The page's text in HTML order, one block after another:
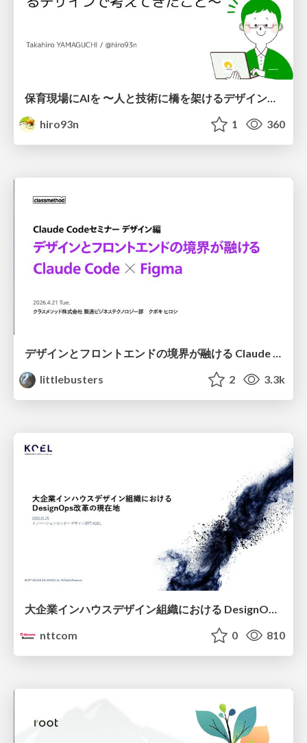
保育現場にAIを 〜人と技術に橋を架けるデザインで考えてきたこと〜 uiuxcamp2026-hoiku-ai-design
hiro93n
1 360
デザインとフロントエンドの境界が融ける Claude Code × Figma
littlebusters
2 3.3k
nttcom
0 810